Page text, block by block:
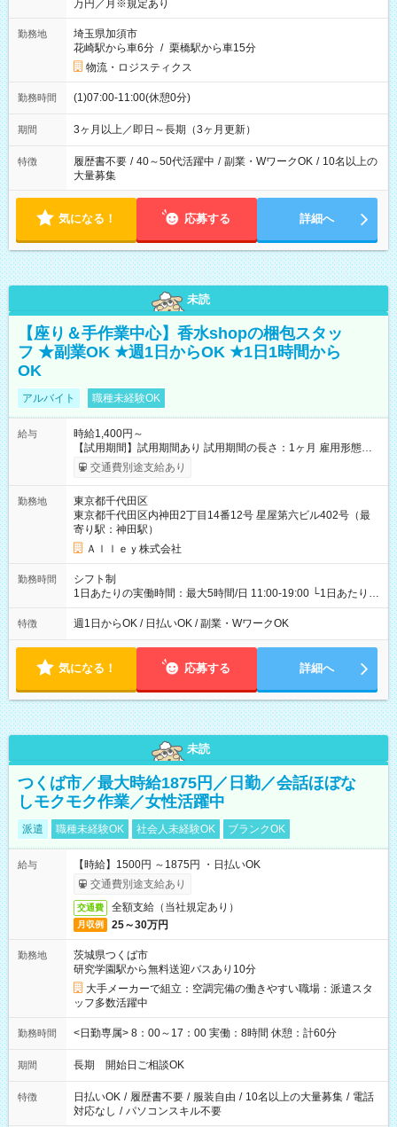
万円／月※規定あり
勤務地
埼玉県加須市
花崎駅から車6分 / 栗橋駅から車15分
物流・ロジスティクス
勤務時間 (1)07:00-11:00(休憩0分)
期間 3ヶ月以上／即日～長期（3ヶ月更新）
特徴 履歴書不要 / 40～50代活躍中 / 副業・WワークOK / 10名以上の
大量募集
気になる！ 応募する 詳細へ
未読
【座り＆手作業中心】香水shopの梱包スタッ
フ ★副業OK ★週1日からOK ★1日1時間から
OK
アルバイト 職種未経験OK
給与
時給1,400円～
【試用期間】試用期間あり 試用期間の長さ：1ヶ月 雇用形態、
給与は本採用時と同じです。
交通費別途支給あり
勤務地
東京都千代田区
東京都千代田区内神田2丁目14番12号 星屋第六ビル402号（最
寄り駅：神田駅）
Ａｌｌｅｙ株式会社
勤務時間
シフト制
1日あたりの実働時間：最大5時間/日 11:00-19:00 └1日あたりの
実働時間：1-5時間 └上記の時間帯内であれば、いつでも勤務可
能！ └平日・土曜日の中で、お好きな曜日でご勤務いただけま
18:00 などのように、自由な働き方が可能なお仕事です！
特徴 週1日からOK / 日払いOK / 副業・WワークOK
気になる！ 応募する 詳細へ
未読
つくば市／最大時給1875円／日勤／会話ほぼな
しモクモク作業／女性活躍中
派遣 職種未経験OK 社会人未経験OK ブランクOK
給与
【時給】1500円 ～1875円 ・日払いOK
交通費別途支給あり
交通費 全額支給（当社規定あり）
月収例 25～30万円
勤務地
茨城県つくば市
研究学園駅から無料送迎バスあり10分
大手メーカーで組立：空調完備の働きやすい職場：派遣スタ
ッフ多数活躍中
勤務時間 <日勤専属> 8：00～17：00 実働：8時間 休憩：計60分
期間 長期 開始日ご相談OK
特徴 日払いOK / 履歴書不要 / 服装自由 / 10名以上の大量募集 / 電話
対応なし / パソコンスキル不要